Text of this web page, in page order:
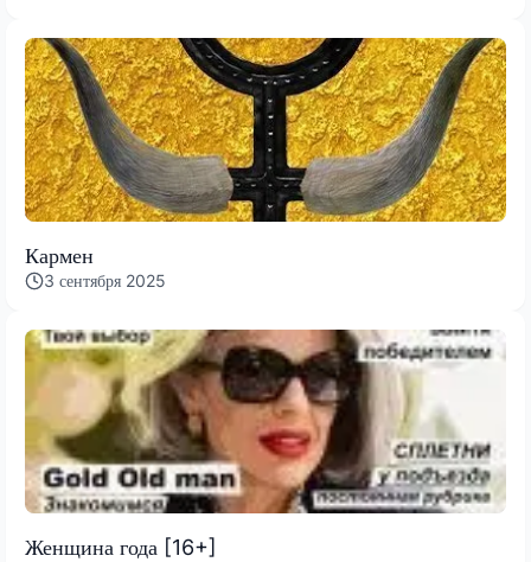
Кармен
3 сентября 2025
Женщина года [16+]